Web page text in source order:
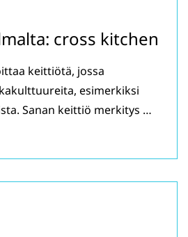
cross kitchen
keittiötä, jossa
esimerkiksi
Sanan keittiö merkitys …